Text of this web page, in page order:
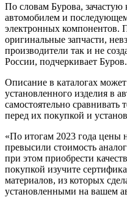
По словам Бурова, зачастую
автомобилем и
электронных компонентов.
оригинальные запчасти,
производители так и не
России, подчеркивает Буров.
Описание в каталогах
установленного изделия в
самостоятельно сравнивать
перед их покупкой и
«По итогам 2023 года цены
превысили стоимость
при этом приобрести
покупкой изучите
материалов, из которых
установленными на вашем